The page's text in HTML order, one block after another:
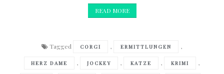
READ MORE
Tagged CORGI , ERMITTLUNGEN ,
HERZ DAME , JOCKEY , KATZE , KRIMI ,